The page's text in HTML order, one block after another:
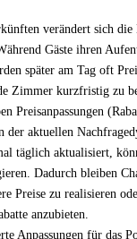
verändert sich die
Gäste ihren
später am Tag oft
Zimmer kurzfristig zu
Preisanpassungen
der aktuellen
täglich aktualisiert,
Dadurch bleiben
Preise zu realisieren
anzubieten.
Anpassungen für das